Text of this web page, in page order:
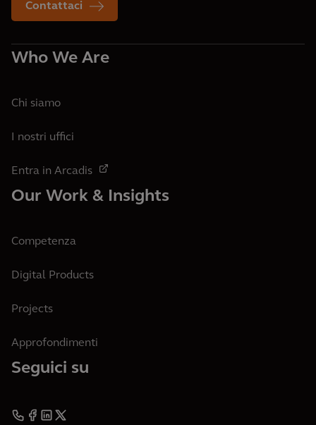
Contattaci
Who We Are
Chi siamo
I nostri uffici
Entra in Arcadis
Our Work & Insights
Competenza
Digital Products
Projects
Approfondimenti
Seguici su